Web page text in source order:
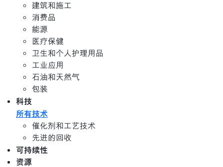
建筑和施工
消费品
能源
医疗保健
卫生和个人护理用品
工业应用
石油和天然气
包装
科技
所有技术
催化剂和工艺技术
先进的回收
可持续性
资源